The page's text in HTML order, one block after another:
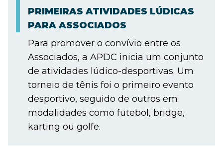
PRIMEIRAS ATIVIDADES LÚDICAS
PARA ASSOCIADOS
Para promover o convívio entre os
Associados, a APDC inicia um conjunto
de atividades lúdico-desportivas. Um
torneio de tênis foi o primeiro evento
desportivo, seguido de outros em
modalidades como futebol, bridge,
karting ou golfe.